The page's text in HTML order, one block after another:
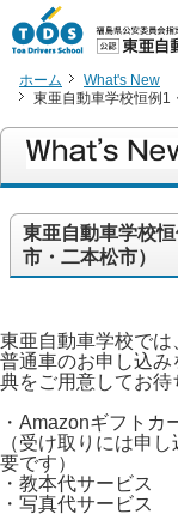
ホーム
What's New
東亜自動車学校恒例1
東亜自動車学校
市・二本松市）
東亜自動車学校で
普通車のお申し込
典をご用意してお待
・Amazonギフトカ
（受け取りには申
要です）
・教本代サービス
・写真代サービス